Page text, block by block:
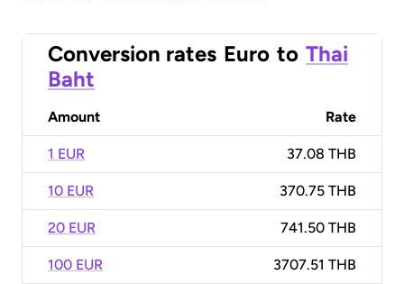
Conversion rates Euro to Thai
Baht
Amount Rate
1 EUR 37.08 THB
10 EUR 370.75 THB
20 EUR 741.50 THB
100 EUR 3707.51 THB